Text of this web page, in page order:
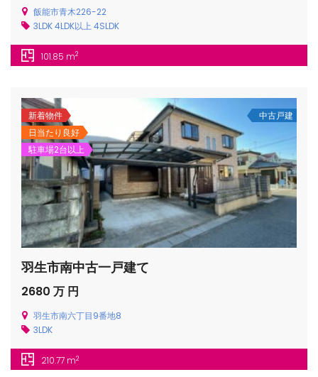
飯能市青木226-22
3LDK4LDK以上 4SLDK
101.85 m2
新着物件
日当たり良好
駐車場2台以上
中古戸建
羽生市南中古一戸建て
2680 万 円
羽生市南六丁目9番地8
3LDK
210.77 m2
top-
manager/wp-
top-